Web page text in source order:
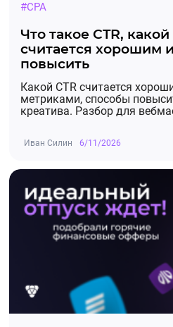
#CPA
Что такое CTR,
считается хорошим
повысить
Какой CTR считается
метриками, способы
креатива. Разбор для
Иван Силин 6/11/2026